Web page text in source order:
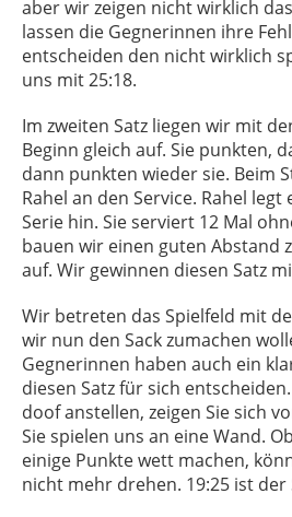
aber wir zeigen nicht wirklich
lassen die Gegnerinnen ihre
entscheiden den nicht wirklich
uns mit 25:18.
Im zweiten Satz liegen wir mit
Beginn gleich auf. Sie punkten,
dann punkten wieder sie. Beim
Rahel an den Service. Rahel
Serie hin. Sie serviert 12 Mal
bauen wir einen guten Abstand
auf. Wir gewinnen diesen Satz
Wir betreten das Spielfeld mit
wir nun den Sack zumachen
Gegnerinnen haben auch ein
diesen Satz für sich
doof anstellen, zeigen Sie sich
Sie spielen uns an eine Wand.
einige Punkte wett machen,
nicht mehr drehen. 19:25 ist der